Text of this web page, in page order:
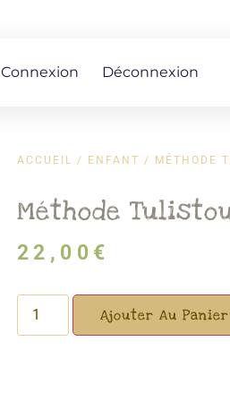
Connexion Déconnexion
ACCUEIL / ENFANT / MÉTHODE
Méthode
22,00 €
Ajouter Au Panier